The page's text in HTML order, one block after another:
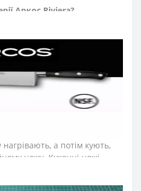
Аркос Riviera?
ножі, ножі для овочів та
овочів, ножі для нарізки,
риби, ножі для хліба, ножі
нагрівають, а потім кують,
ножу. Кухонні ножі